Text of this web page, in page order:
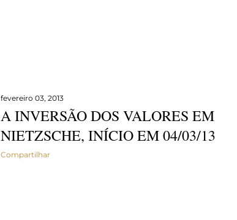
fevereiro 03, 2013
A INVERSÃO DOS VALORES EM
NIETZSCHE, INÍCIO EM 04/03/13
Compartilhar